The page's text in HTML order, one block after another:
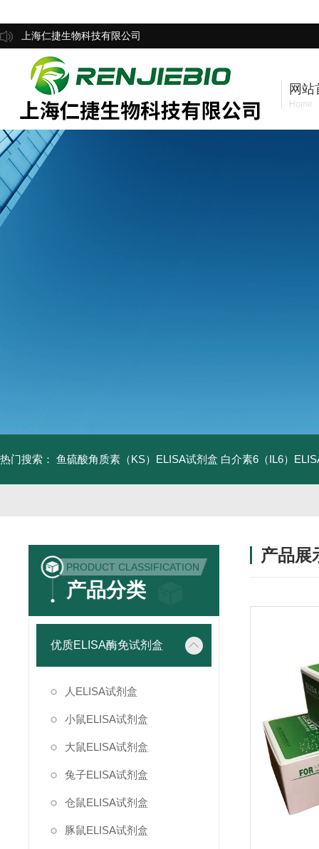
上海仁捷生物科技有限公司
网站
Home
热门搜索： 鱼硫酸角质素（KS）ELISA试剂盒 白介素6（IL6）
PRODUCT CLASSIFICATION
产品分类
优质ELISA酶免试剂盒
人ELISA试剂盒
小鼠ELISA试剂盒
大鼠ELISA试剂盒
兔子ELISA试剂盒
仓鼠ELISA试剂盒
豚鼠ELISA试剂盒
产品展